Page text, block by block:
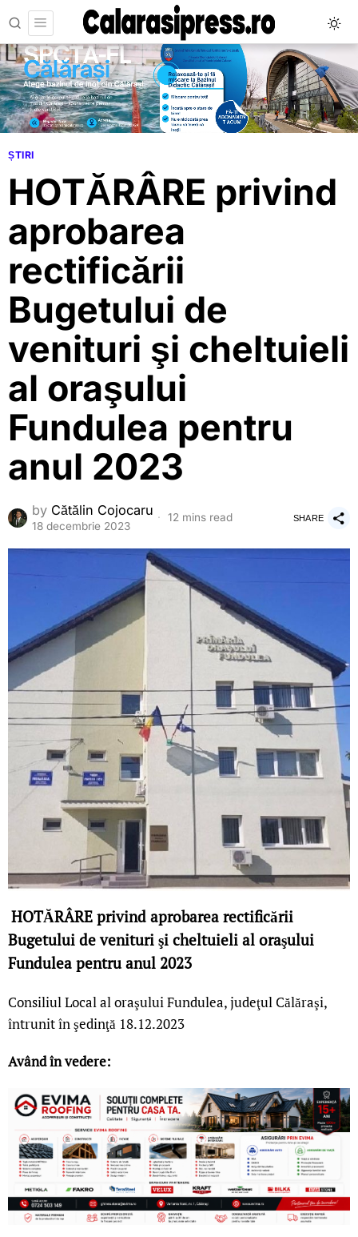
ȘTIRI
HOTĂRÂRE privind
aprobarea
rectificării
Bugetului de
venituri şi cheltuieli
al oraşului
Fundulea pentru
anul 2023
by Cătălin Cojocaru
18 decembrie 2023
12 mins read SHARE
HOTĂRÂRE privind aprobarea rectificării
Bugetului de venituri şi cheltuieli al oraşului
Fundulea pentru anul 2023
Consiliul Local al oraşului Fundulea, judeţul Călăraşi,
întrunit în şedinţă 18.12.2023
Având în vedere: